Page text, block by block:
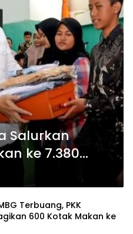
Salurkan
ke 7.380
Miskin
Terbuang, PKK
600 Kotak Makan ke